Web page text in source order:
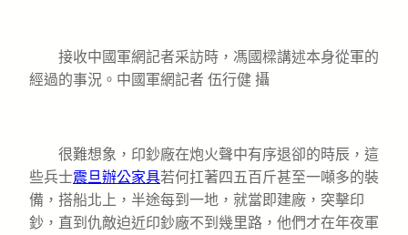
接收中國軍網記者采訪時，馮國樑講述本身從軍的
經過的事況。中國軍網記者 伍行健 攝
很難想象，印鈔廠在炮火聲中有序退卻的時辰，這
些兵士震旦辦公家具若何扛著四五百斤甚至一噸多的裝
備，搭船北上，半途每到一地，就當即建廠，突擊印
鈔，直到仇敵迫近印鈔廠不到幾里路，他們才在年夜軍